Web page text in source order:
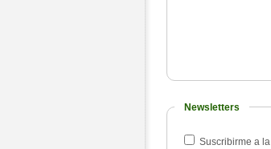
Newsletters
Suscribirme a